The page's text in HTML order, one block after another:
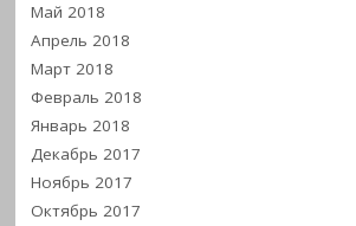
Май 2018
Апрель 2018
Март 2018
Февраль 2018
Январь 2018
Декабрь 2017
Ноябрь 2017
Октябрь 2017